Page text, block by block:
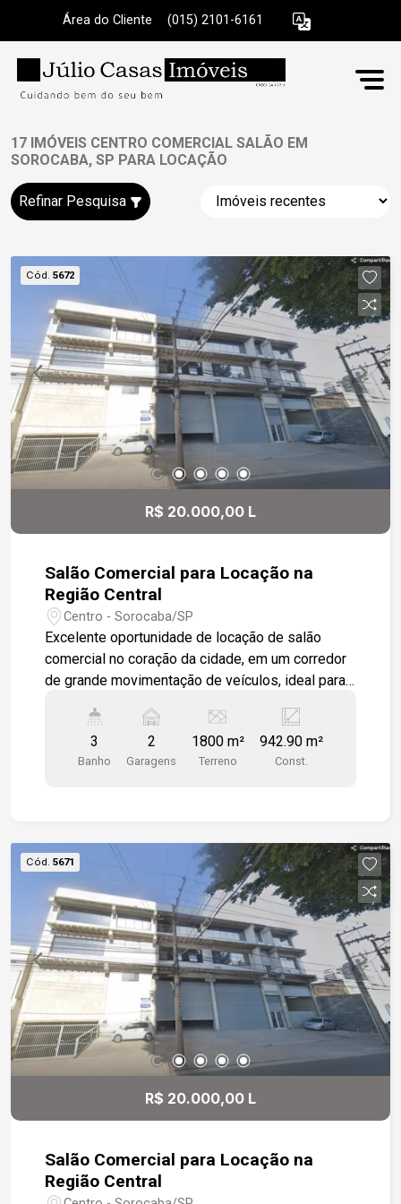
Área do Cliente (015) 2101-6161
17 IMÓVEIS CENTRO COMERCIAL SALÃO EM
SOROCABA, SP PARA LOCAÇÃO
Refinar Pesquisa
Cód. 5672
R$ 20.000,00 L
Salão Comercial para Locação na
Região Central
Centro - Sorocaba/SP
Excelente oportunidade de locação de salão
comercial no coração da cidade, em um corredor
de grande movimentação de veículos, ideal para
localização estratégica oferece proximidade a
diversos comércios, facilitando o dia a dia de
clientes e funcionários. O imóvel possui vão livre,
ampla e agradável. Dispõe de três banheiros,
sendo um deles adaptado para pessoas com
deficiência, demonstrando atenção à
acessibilidade. O acesso é facilitado por
elevador e escadas largas, garantindo conforto e
segurança. O prédio é novo, construído em pré-
fabricado de concreto, o que assegura
durabilidade e um visual moderno. Não deixe
passar essa chance de instalar seu negócio em
um ponto comercial privilegiado com
infraestrutura completa. Agende já sua visita e
descubra o potencial deste espaço!
3
Banho
2
Garagens
1800 m²
Terreno
942.90 m²
Const.
Cód. 5671
R$ 20.000,00 L
Salão Comercial para Locação na
Região Central